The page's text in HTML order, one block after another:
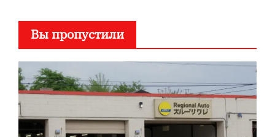
Вы пропустили